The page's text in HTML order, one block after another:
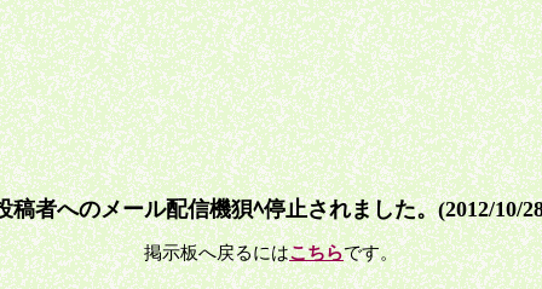
稿者へのメール配信機狽ﾍ停止されました。(2012/10/
掲示板へ戻るにはこちらです。